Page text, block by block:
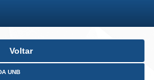
Voltar
UNB